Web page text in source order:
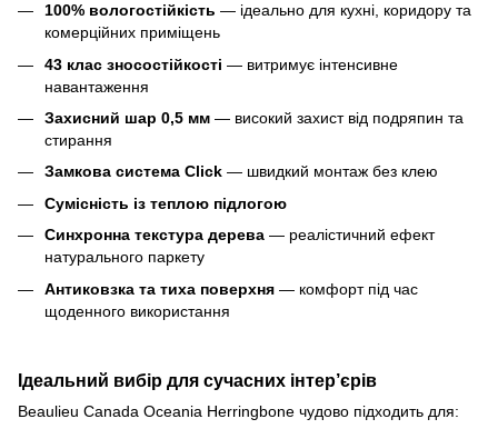
100% вологостійкість — ідеально для кухні, коридору та
комерційних приміщень
43 клас зносостійкості — витримує інтенсивне
навантаження
Захисний шар 0,5 мм — високий захист від подряпин та
стирання
Замкова система Click — швидкий монтаж без клею
Сумісність із теплою підлогою
Синхронна текстура дерева — реалістичний ефект
натурального паркету
Антиковзка та тиха поверхня — комфорт під час
щоденного використання
Ідеальний вибір для сучасних інтер’єрів
Beaulieu Canada Oceania Herringbone чудово підходить для: